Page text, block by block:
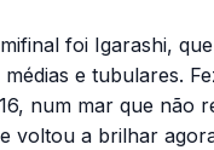
foi Igarashi,
e tubulares.
num mar que não
voltou a brilhar